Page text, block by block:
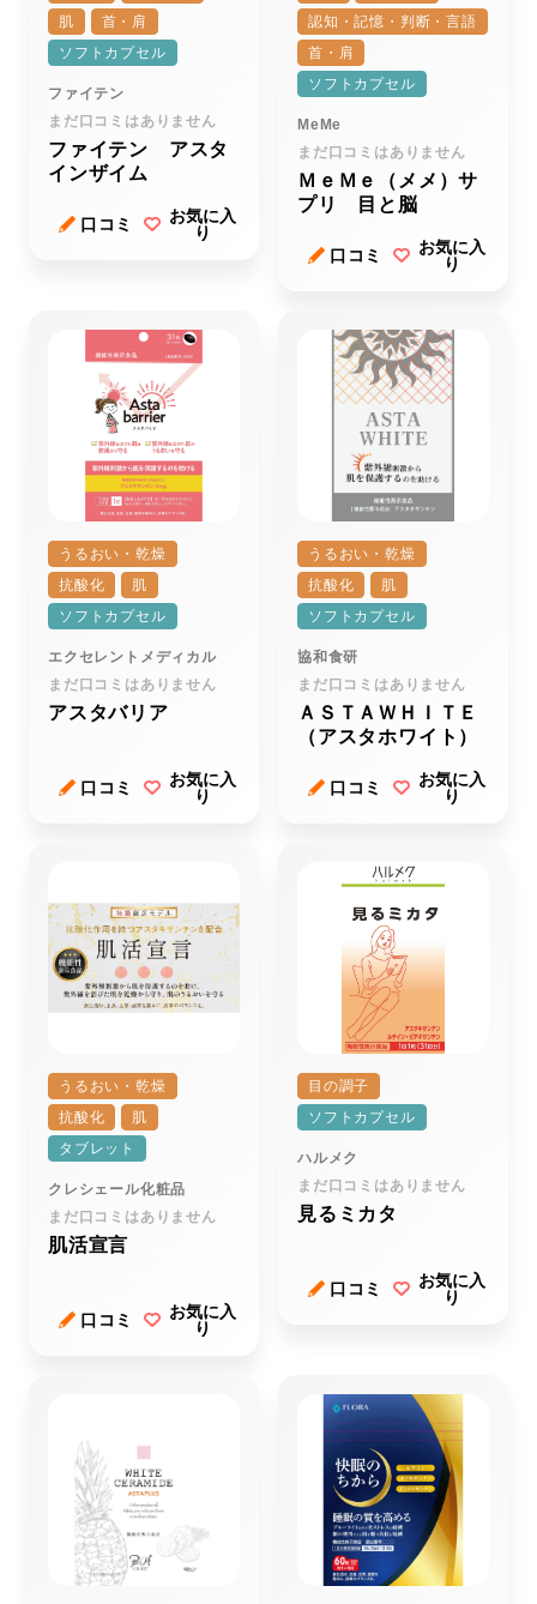
肌
首・肩
ソフトカプセル
ファイテン
まだ口コミはありません
ファイテン アスタ
インザイム
口コミ
お気に入
り
認知・記憶・判断・言語
首・肩
ソフトカプセル
MeMe
まだ口コミはありません
ＭｅＭｅ（メメ）サ
プリ 目と脳
口コミ
お気に入
り
うるおい・乾燥
抗酸化
肌
ソフトカプセル
エクセレントメディカル
まだ口コミはありません
アスタバリア
口コミ
お気に入
り
うるおい・乾燥
抗酸化
肌
ソフトカプセル
協和食研
まだ口コミはありません
ＡＳＴＡＷＨＩＴＥ
（アスタホワイト）
口コミ
お気に入
り
うるおい・乾燥
抗酸化
肌
タブレット
クレシェール化粧品
まだ口コミはありません
肌活宣言
口コミ
お気に入
り
目の調子
ソフトカプセル
ハルメク
まだ口コミはありません
見るミカタ
口コミ
お気に入
り